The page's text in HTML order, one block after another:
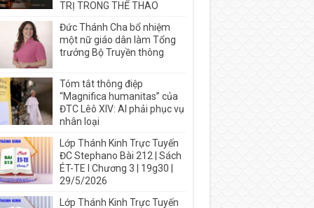
TRỊ TRONG THỂ THAO
Đức Thánh Cha bổ nhiệm
một nữ giáo dân làm Tổng
trưởng Bộ Truyền thông
Tóm tắt thông điệp
“Magnifica humanitas” của
ĐTC Lêô XIV: AI phải phục vụ
nhân loại
Lớp Thánh Kinh Trực Tuyến
ĐC Stephano Bài 212 | Sách
ÉT-TE I Chương 3 | 19g30 |
29/5/2026
Lớp Thánh Kinh Trực Tuyến